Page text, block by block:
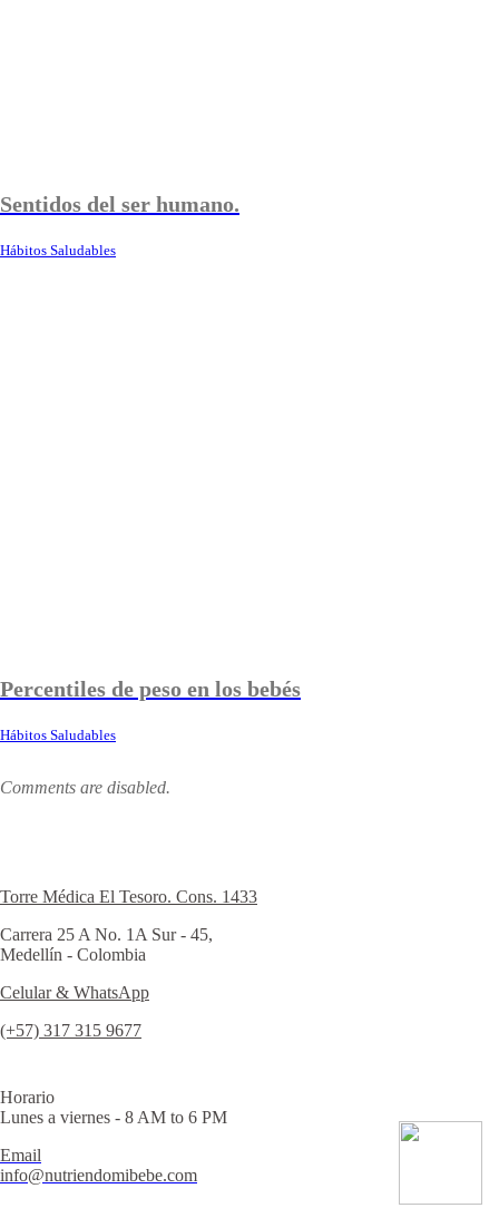
Sentidos del ser humano.
Hábitos Saludables
Percentiles de peso en los bebés
Hábitos Saludables
Comments are disabled.
Torre Médica El Tesoro. Cons. 1433
Carrera 25 A No. 1A Sur - 45,
Medellín - Colombia
Celular & WhatsApp
(+57) 317 315 9677
Horario
Lunes a viernes - 8 AM to 6 PM
Email
info@nutriendomibebe.com